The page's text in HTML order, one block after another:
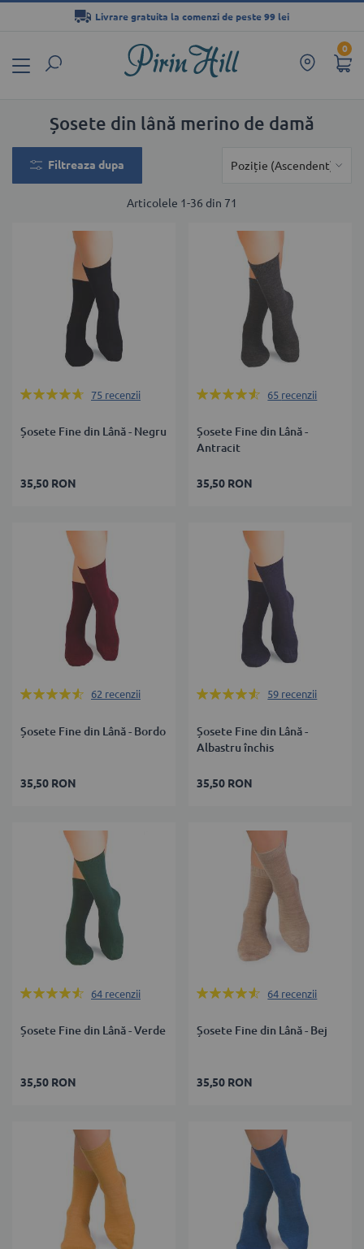
0
Livrare gratuita la comenzi de peste 99 lei
Conținut
Șosete din lână merino de damă
Filtreaza dupa
Articolele 1-36 din 71
Rating:
75 recenzii
Șosete Fine din Lână - Negru
35,50 RON
Rating:
65 recenzii
Șosete Fine din Lână -
Antracit
35,50 RON
Rating:
62 recenzii
Șosete Fine din Lână - Bordo
35,50 RON
Rating:
59 recenzii
Șosete Fine din Lână -
Albastru închis
35,50 RON
Rating:
64 recenzii
Șosete Fine din Lână - Verde
35,50 RON
Rating:
64 recenzii
Șosete Fine din Lână - Bej
35,50 RON